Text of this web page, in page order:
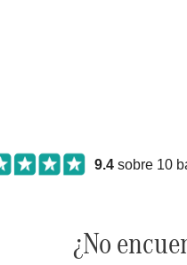
9.4 sobre 10
¿No